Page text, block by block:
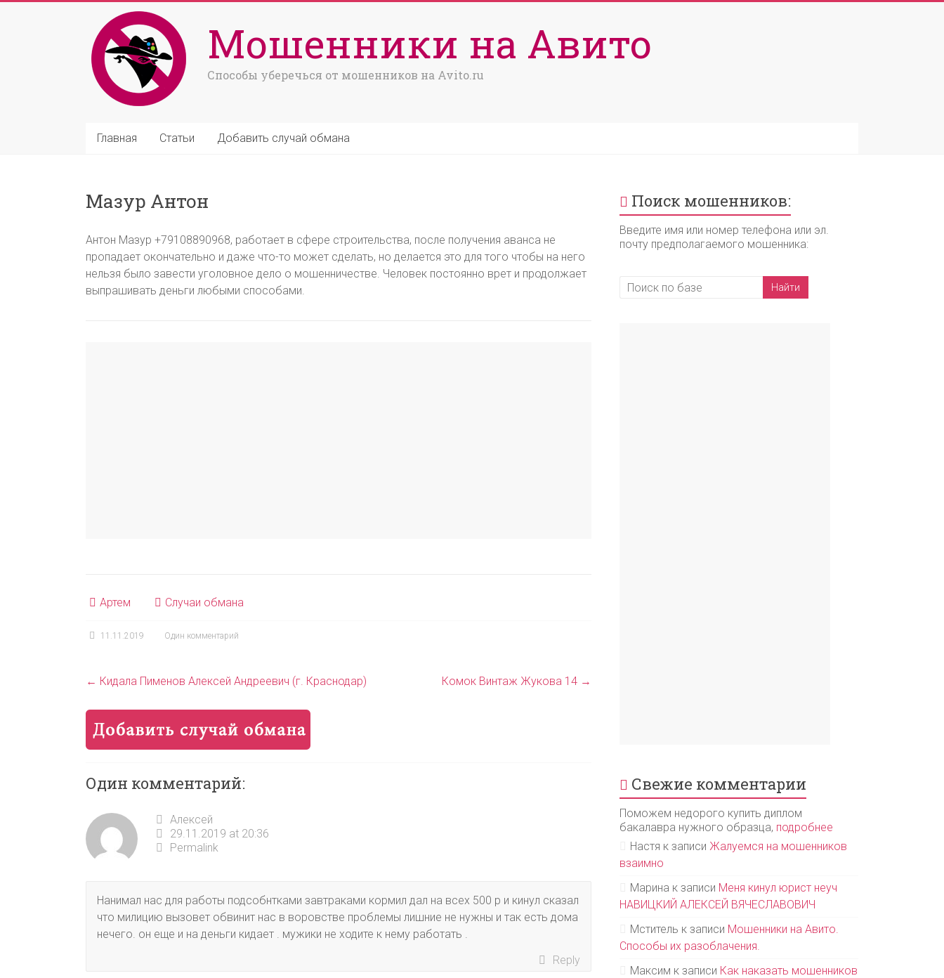
Мошенники на Авито
Способы уберечься от мошенников на Avito.ru
Главная Статьи Добавить случай обмана
Мазур Антон
Антон Мазур +79108890968, работает в сфере строительства, после получения аванса не
пропадает окончательно и даже что-то может сделать, но делается это для того чтобы на него
нельзя было завести уголовное дело о мошенничестве. Человек постоянно врет и продолжает
выпрашивать деньги любыми способами.
Артем Случаи обмана
11.11.2019 Один комментарий
← Кидала Пименов Алексей Андреевич (г. Краснодар) Комок Винтаж Жукова 14 →
Один комментарий:
Алексей
29.11.2019 at 20:36
Permalink
Нанимал нас для работы подсобнтками завтраками кормил дал на всех 500 р и кинул сказал
что милицию вызовет обвинит нас в воровстве проблемы лишние не нужны и так есть дома
нечего. он еще и на деньги кидает . мужики не ходите к нему работать .
Reply
Поиск мошенников:
Введите имя или номер телефона или эл.
почту предполагаемого мошенника:
Свежие комментарии
Поможем недорого купить диплом
бакалавра нужного образца, подробнее
Настя к записи Жалуемся на мошенников
взаимно
Марина к записи Меня кинул юрист неуч
НАВИЦКИЙ АЛЕКСЕЙ ВЯЧЕСЛАВОВИЧ
Мститель к записи Мошенники на Авито.
Способы их разоблачения.
Максим к записи Как наказать мошенников